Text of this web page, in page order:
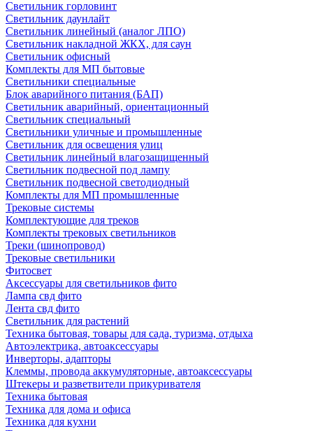
Светильник горловинт
Светильник даунлайт
Светильник линейный (аналог ЛПО)
Светильник накладной ЖКХ, для саун
Светильник офисный
Комплекты для МП бытовые
Светильники специальные
Блок аварийного питания (БАП)
Светильник аварийный, ориентационный
Светильник специальный
Светильники уличные и промышленные
Светильник для освещения улиц
Светильник линейный влагозащищенный
Светильник подвесной под лампу
Светильник подвесной светодиодный
Комплекты для МП промышленные
Трековые системы
Комплектующие для треков
Комплекты трековых светильников
Треки (шинопровод)
Трековые светильники
Фитосвет
Аксессуары для светильников фито
Лампа свд фито
Лента свд фито
Светильник для растений
Техника бытовая, товары для сада, туризма, отдыха
Автоэлектрика, автоаксессуары
Инверторы, адапторы
Клеммы, провода аккумуляторные, автоаксессуары
Штекеры и разветвители прикуривателя
Техника бытовая
Техника для дома и офиса
Техника для кухни